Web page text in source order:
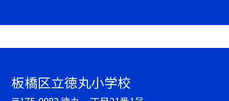
板橋区立徳丸小学校